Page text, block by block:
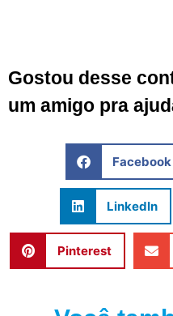
Gostou desse
um amigo pra
Facebook
LinkedIn
Pinterest